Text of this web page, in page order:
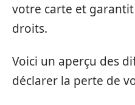
votre carte et
droits.
Voici un aperçu des
déclarer la perte de